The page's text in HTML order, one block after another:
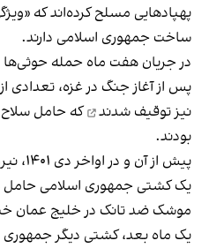
پهپادهایی مسلح کرده‌اند که
ساخت جمهوری اسلامی دارند.
در جریان هفت ماه حمله حوثی‌ها
پس از آغاز جنگ در غزه، تعدادی
نیز توقیف شدند
که حامل
بودند.
پیش از
یک کشتی جمهوری اسلامی حامل
موشک ضد تانک در خلیج عمان
یک ماه بعد، کشتی دیگر جمهوری